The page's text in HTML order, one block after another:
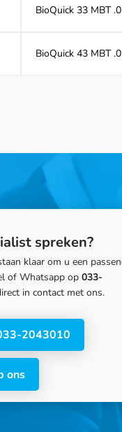
BioQuick 33 MBT
BioQuick 43 MBT
spreken?
klaar om u een
of Whatsapp op 033-
in contact met ons.
2043010
ons